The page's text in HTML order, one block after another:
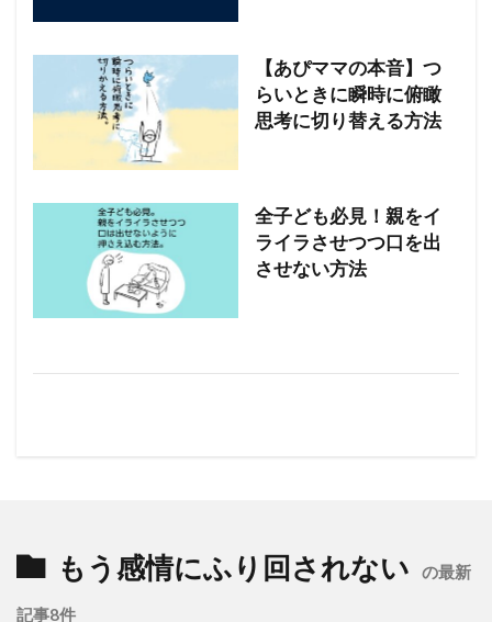
【あぴママの本音】つ
らいときに瞬時に俯瞰
思考に切り替える方法
全子ども必見！親をイ
ライラさせつつ口を出
させない方法
もう感情にふり回されない の最新
記事8件